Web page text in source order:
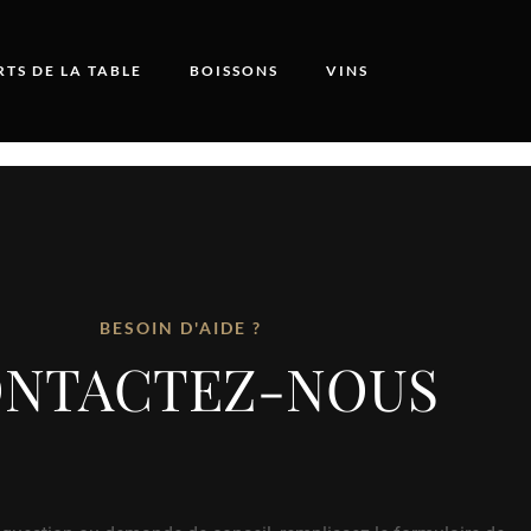
DE LA TABLE BOISSONS VINS
BESOIN D'AIDE ?
NOUS